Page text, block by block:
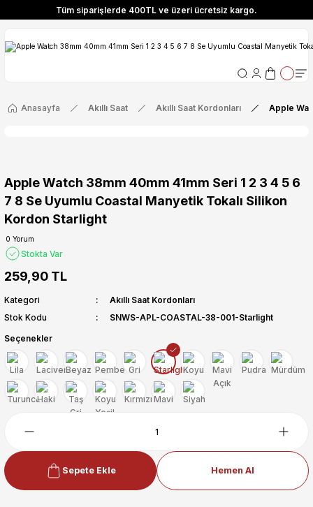
Tüm siparişlerde 400TL ve üzeri ücretsiz kargo.
Özel! YENI10 koduyla 400 TL ve üzeri alışverişlerinizde %10 indirim
Tüm siparişlerde 400TL ve üzeri ücretsiz kargo.
Özel! YENI10 koduyla 400 TL ve üzeri alışverişlerinizde %10 indirim
Anasayfa Akıllı Saat Akıllı Saat Kordonları Apple
Apple Watch 38mm 40mm 41mm Seri 1 2 3 4 5 6
7 8 Se Uyumlu Coastal Manyetik Tokalı Silikon
Kordon Starlight
0 Yorum
Stokta Var
259,90 TL
Kategori
Akıllı Saat Kordonları
Stok Kodu
SNWS-APL-COASTAL-38-001-Starlight
Seçenekler
Sepete Ekle Hemen Al